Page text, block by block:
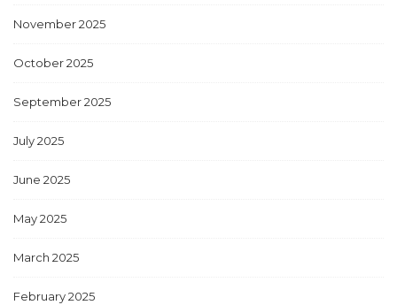
November 2025
October 2025
September 2025
July 2025
June 2025
May 2025
March 2025
February 2025